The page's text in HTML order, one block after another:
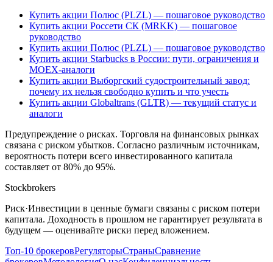
Купить акции Полюс (PLZL) — пошаговое руководство
Купить акции Россети СК (MRKK) — пошаговое
руководство
Купить акции Полюс (PLZL) — пошаговое руководство
Купить акции Starbucks в России: пути, ограничения и
MOEX-аналоги
Купить акции Выборгский судостроительный завод:
почему их нельзя свободно купить и что учесть
Купить акции Globaltrans (GLTR) — текущий статус и
аналоги
Предупреждение о рисках. Торговля на финансовых рынках
связана с риском убытков. Согласно различным источникам,
вероятность потери всего инвестированного капитала
составляет от 80% до 95%.
Stockbrokers
Риск·Инвестиции в ценные бумаги связаны с риском потери
капитала. Доходность в прошлом не гарантирует результата в
будущем — оценивайте риски перед вложением.
Топ-10 брокеровРегуляторыСтраныСравнение